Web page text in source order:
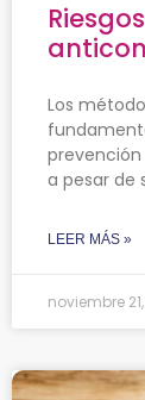
Los
prevención
a pesar de
LEER MÁS »
noviembre